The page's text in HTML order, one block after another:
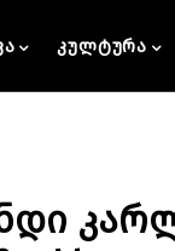
კულტურა